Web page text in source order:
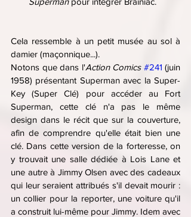
Cela ressemble à un petit musée au sol à
damier (maçonnique...).
Notons que dans l'Action Comics #241 (juin
1958) présentant Superman avec la Super-
Key (Super Clé) pour accéder au Fort
Superman, cette clé n'a pas le même
design dans le récit que sur la couverture,
afin de comprendre qu'elle était bien une
clé. Dans cette version de la forteresse, on
y trouvait une salle dédiée à Lois Lane et
une autre à Jimmy Olsen avec des cadeaux
qui leur seraient attribués s'il devait mourir :
un collier pour la reporter, une voiture qu'il
a construit lui-même pour Jimmy. Idem avec